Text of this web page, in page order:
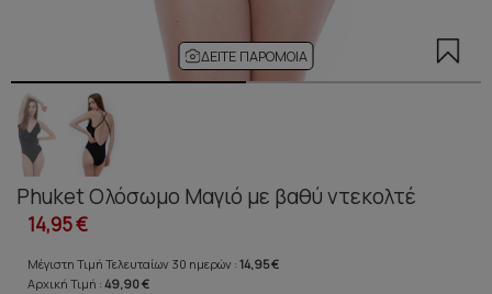
ΔΕΊΤΕ ΠΑΡΌΜΟΙΑ
Phuket Ολόσωμο Μαγιό με βαθύ ντεκολτέ
14,95 €
Μέγιστη Τιμή Τελευταίων 30 ημερών : 14,95 €
Αρχική Τιμή : 49,90 €